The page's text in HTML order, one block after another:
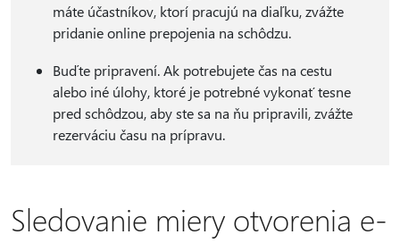
máte účastníkov, ktorí pracujú na diaľku, zvážte
pridanie online prepojenia na schôdzu.
Buďte pripravení. Ak potrebujete čas na cestu
alebo iné úlohy, ktoré je potrebné vykonať tesne
pred schôdzou, aby ste sa na ňu pripravili, zvážte
rezerváciu času na prípravu.
Sledovanie miery otvorenia e-